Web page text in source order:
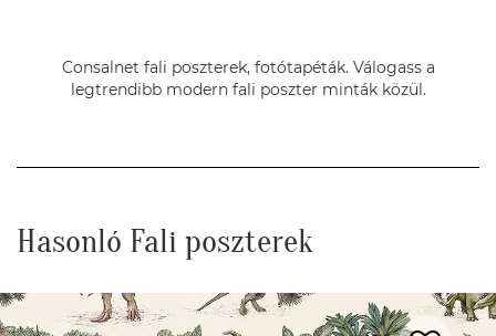
Consalnet fali poszterek, fotótapéták. Válogass a
legtrendibb modern fali poszter minták közül.
Hasonló Fali poszterek